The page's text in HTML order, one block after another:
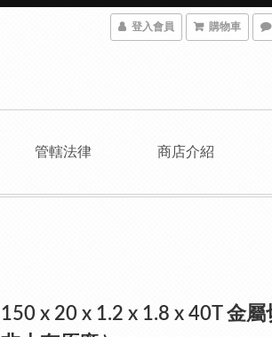
登入會員 購物車
管轄法律 商店介紹
150 x 20 x 1.2 x 1.8 x 40T 金屬